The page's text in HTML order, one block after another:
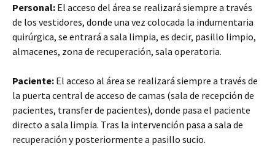
Personal: El acceso del área se realizará siempre a través
de los vestidores, donde una vez colocada la indumentaria
quirúrgica, se entrará a sala limpia, es decir, pasillo limpio,
almacenes, zona de recuperación, sala operatoria.
Paciente: El acceso al área se realizará siempre a través de
la puerta central de acceso de camas (sala de recepción de
pacientes, transfer de pacientes), donde pasa el paciente
directo a sala limpia. Tras la intervención pasa a sala de
recuperación y posteriormente a pasillo sucio.